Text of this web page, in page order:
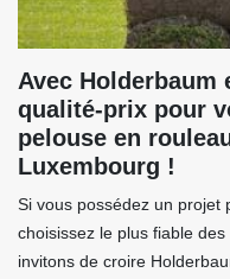
Avec Holderbaum
qualité-prix pour
pelouse en
Luxembourg !
Si vous possédez un projet
choisissez le plus fiable
invitons de croire